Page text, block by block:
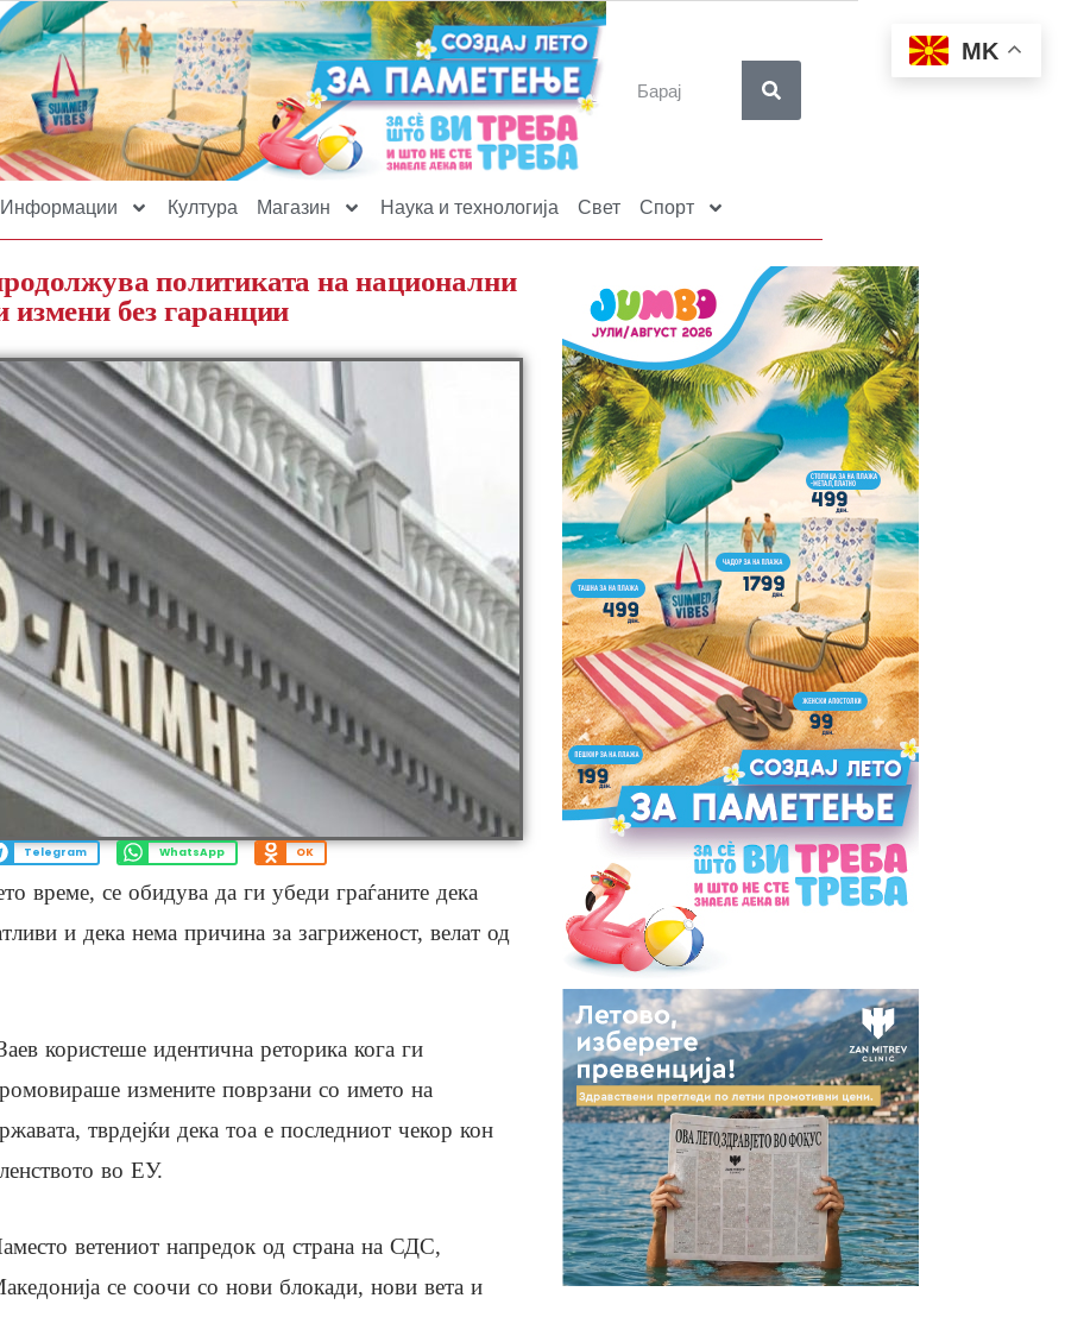
Информации Култура Магазин Наука и технологија Свет Спорт
политиката на национални
измени без гаранции
Telegram WhatsApp OK
време, се обидува да ги убеди граѓаните дека
и дека нема причина за загриженост, велат од
користеше идентична реторика кога ги
измените поврзани со името на
тврдејќи дека тоа е последниот чекор кон
во ЕУ.
ветениот напредок од страна на СДС,
се соочи со нови блокади, нови вета и
MK